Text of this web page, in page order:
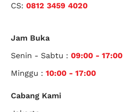
CS:0812 3459 4020
Jam Buka
Senin - Sabtu :09:00 - 17:00
Minggu :10:00 - 17:00
Cabang Kami